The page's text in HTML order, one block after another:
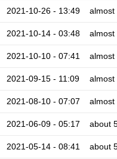
2021-10-26 - 13:49 almost
2021-10-14 - 03:48 almost
2021-10-10 - 07:41 almost
2021-09-15 - 11:09 almost
2021-08-10 - 07:07 almost
2021-06-09 - 05:17 about
2021-05-14 - 08:41 about